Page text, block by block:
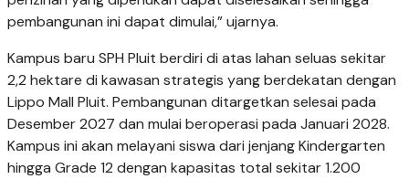
pembangunan ini dapat dimulai,” ujarnya.
Kampus baru SPH Pluit berdiri di atas lahan seluas sekitar
2,2 hektare di kawasan strategis yang berdekatan dengan
Lippo Mall Pluit. Pembangunan ditargetkan selesai pada
Desember 2027 dan mulai beroperasi pada Januari 2028.
Kampus ini akan melayani siswa dari jenjang Kindergarten
hingga Grade 12 dengan kapasitas total sekitar 1.200